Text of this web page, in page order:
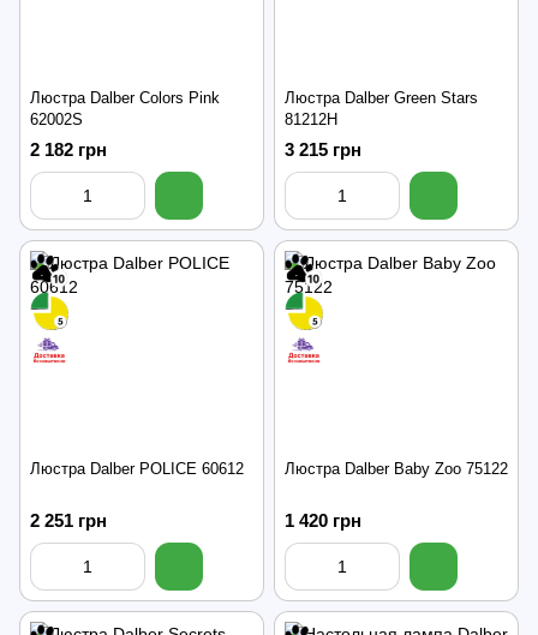
Люстра Dalber Colors Pink
62002S
2 182 грн
Люстра Dalber Green Stars
81212H
3 215 грн
Люстра Dalber POLICE 60612
2 251 грн
Люстра Dalber Baby Zoo 75122
1 420 грн